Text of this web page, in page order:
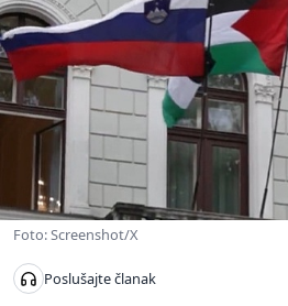
Foto: Screenshot/X
Poslušajte članak